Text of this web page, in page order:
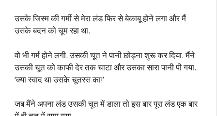
उसके जिस्म की गर्मी से मेरा लंड फिर से बेकाबू होने लगा और मैं
उसके बदन को चूम रहा था.
वो भी गर्म होने लगी. उसकी चूत ने पानी छोड़ना शुरू कर दिया. मैंने
उसकी चूत को काफी देर तक चाटा और उसका सारा पानी पी गया.
‘क्या स्वाद था उसके चूतरस का!’
जब मैंने अपना लंड उसकी चूत में डाला तो इस बार पूरा लंड एक बार